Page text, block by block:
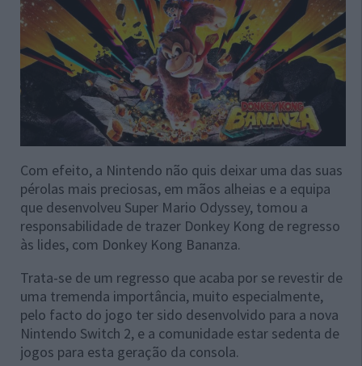
Com efeito, a Nintendo não quis deixar uma das suas
pérolas mais preciosas, em mãos alheias e a equipa
que desenvolveu Super Mario Odyssey, tomou a
responsabilidade de trazer Donkey Kong de regresso
às lides, com Donkey Kong Bananza.
Trata-se de um regresso que acaba por se revestir de
uma tremenda importância, muito especialmente,
pelo facto do jogo ter sido desenvolvido para a nova
Nintendo Switch 2, e a comunidade estar sedenta de
jogos para esta geração da consola.